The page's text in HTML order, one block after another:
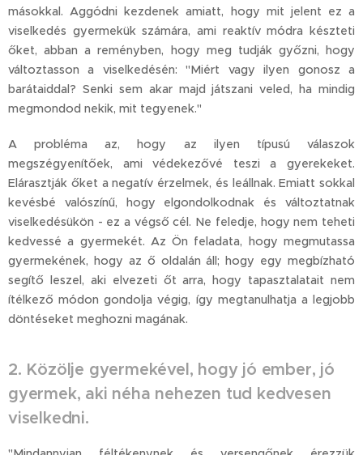
másokkal. Aggódni kezdenek amiatt, hogy mit jelent ez a
viselkedés gyermekük számára, ami reaktív módra készteti
őket, abban a reményben, hogy meg tudják győzni, hogy
változtasson a viselkedésén: "Miért vagy ilyen gonosz a
barátaiddal? Senki sem akar majd játszani veled, ha mindig
megmondod nekik, mit tegyenek."
A probléma az, hogy az ilyen típusú válaszok
megszégyenítőek, ami védekezővé teszi a gyerekeket.
Elárasztják őket a negatív érzelmek, és leállnak. Emiatt sokkal
kevésbé valószínű, hogy elgondolkodnak és változtatnak
viselkedésükön - ez a végső cél. Ne feledje, hogy nem teheti
kedvessé a gyermekét. Az Ön feladata, hogy megmutassa
gyermekének, hogy az ő oldalán áll; hogy egy megbízható
segítő leszel, aki elvezeti őt arra, hogy tapasztalatait nem
ítélkező módon gondolja végig, így megtanulhatja a legjobb
döntéseket meghozni magának.
2. Közölje gyermekével, hogy jó ember, jó
gyermek, aki néha nehezen tud kedvesen
viselkedni.